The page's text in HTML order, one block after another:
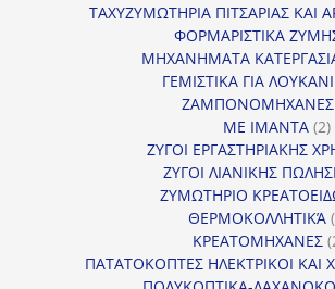
ΤΑΧΥΖΥΜΩΤΗΡΙΑ ΠΙΤΣΑΡΙΑΣ ΚΑΙ
ΦΟΡΜΑΡΙΣΤΙΚΑ
ΜΗΧΑΝΗΜΑΤΑ
ΓΕΜΙΣΤΙΚΑ ΓΙΑ
ΖΑΜΠΟΝΟΜΗΧΑΝΕΣ
ΜΕ ΙΜΑΝΤΑ 22
ΖΥΓΟΙ ΕΡΓΑΣΤΗΡΙΑΚΗΣ
ΖΥΓΟΙ ΛΙΑΝΙΚΗΣ
ΖΥΜΩΤΗΡΙΟ
ΘΕΡΜΟΚΟΛΛΗΤΙΚΆ
ΚΡΕΑΤΟΜΗΧΑΝΕΣ
ΠΑΤΑΤΟΚΟΠΤΕΣ ΗΛΕΚΤΡΙΚΟΙ ΚΑΙ